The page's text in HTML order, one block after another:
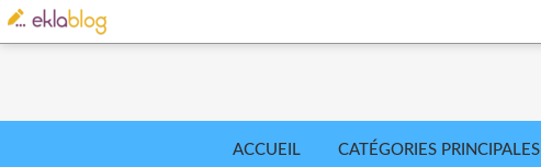
ACCUEIL CATÉGORIES PRINCIPALES